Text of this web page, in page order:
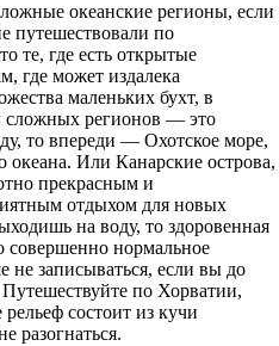
океанские регионы, если
путешествовали по
те, где есть открытые
где может издалека
маленьких бухт, в
сложных регионов — это
то впереди — Охотское море,
океана. Или Канарские острова,
прекрасным и
отдыхом для новых
на воду, то здоровенная
совершенно нормальное
не записываться, если вы до
по Хорватии,
состоит из кучи
разогнаться.